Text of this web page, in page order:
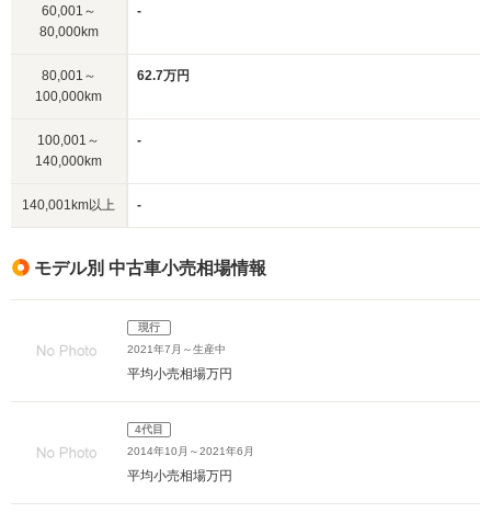
60,001～
80,000km
-
80,001～
100,000km
62.7万円
100,001～
140,000km
-
140,001km以上 -
モデル別 中古車小売相場情報
現行
2021年7月～生産中
平均小売相場万円
4代目
2014年10月～2021年6月
平均小売相場万円